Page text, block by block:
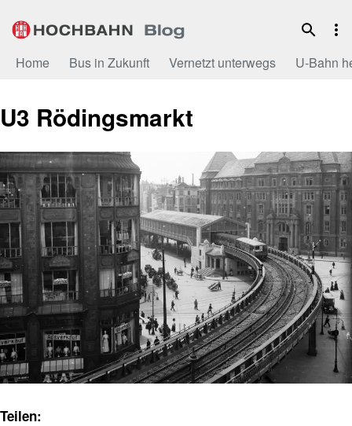
Inhalt
Home Bus in Zukunft Vernetzt unterwegs U-Bahn
U3 Rödingsmarkt
Teilen: